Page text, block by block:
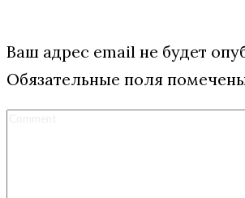
Ваш адрес email не будет
Обязательные поля